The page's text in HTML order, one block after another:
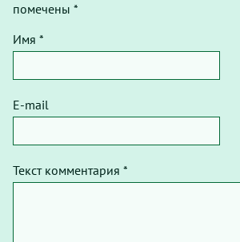
помечены *
Имя *
E-mail
Текст комментария *